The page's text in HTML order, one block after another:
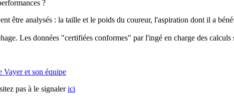
?
être analysés : la taille et le poids du coureur, l'aspiration dont il a
Les données "certifiées conformes" par l'ingé en charge des calculs
et son équipe
pas à le signalerici